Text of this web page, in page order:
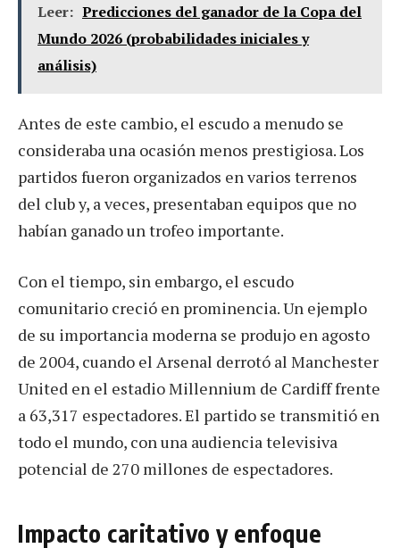
Leer: Predicciones del ganador de la Copa del
Mundo 2026 (probabilidades iniciales y
análisis)
Antes de este cambio, el escudo a menudo se
consideraba una ocasión menos prestigiosa. Los
partidos fueron organizados en varios terrenos
del club y, a veces, presentaban equipos que no
habían ganado un trofeo importante.
Con el tiempo, sin embargo, el escudo
comunitario creció en prominencia. Un ejemplo
de su importancia moderna se produjo en agosto
de 2004, cuando el Arsenal derrotó al Manchester
United en el estadio Millennium de Cardiff frente
a 63,317 espectadores. El partido se transmitió en
todo el mundo, con una audiencia televisiva
potencial de 270 millones de espectadores.
Impacto caritativo y enfoque